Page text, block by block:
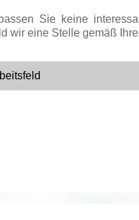
Sie keine
wir eine Stelle gemäß